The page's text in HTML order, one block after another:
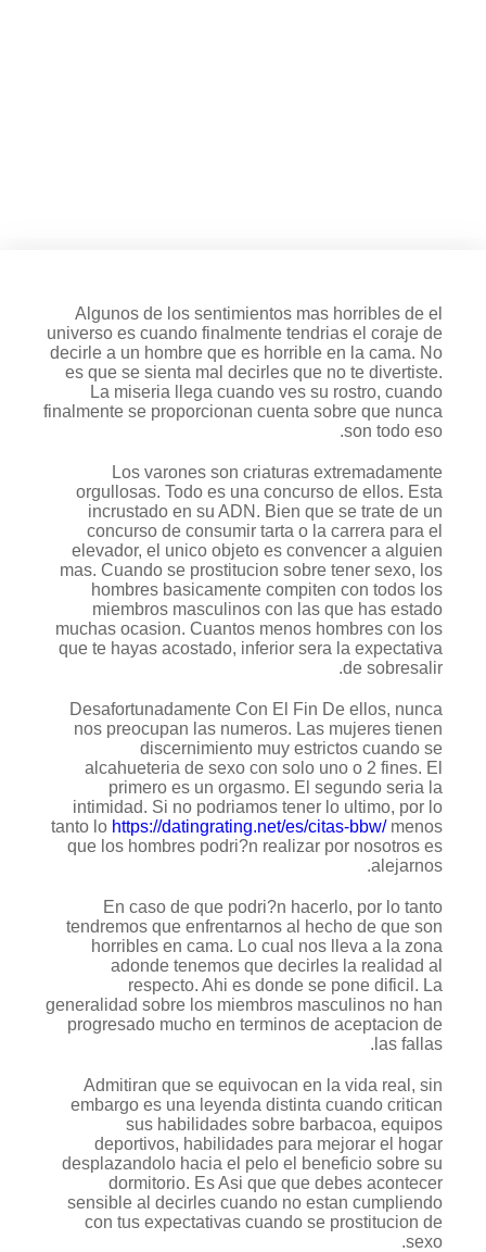
Algunos de los sentimientos mas horribles de el
universo es cuando finalmente tendri­as el coraje de
decirle a un hombre que es horrible en la cama. No
es que se sienta mal decirles que no te divertiste.
La miseria llega cuando ves su rostro, cuando
finalmente se proporcionan cuenta sobre que nunca
son todo eso.
Los varones son criaturas extremadamente
orgullosas. Todo es una concurso de ellos. Esta
incrustado en su ADN. Bien que se trate de un
concurso de consumir tarta o la carrera para el
elevador, el unico objeto es convencer a alguien
mas. Cuando se prostitucion sobre tener sexo, los
hombres basicamente compiten con todos los
miembros masculinos con las que has estado
muchas ocasion. Cuantos menos hombres con los
que te hayas acostado, inferior sera la expectativa
de sobresalir.
Desafortunadamente Con El Fin De ellos, nunca
nos preocupan las numeros. Las mujeres tienen
discernimiento muy estrictos cuando se
alcahueteria de sexo con solo uno o 2 fines. El
primero es un orgasmo. El segundo seri­a la
intimidad. Si no podri­amos tener lo ultimo, por lo
tanto lo https://datingrating.net/es/citas-bbw/menos
que los hombres podri?n realizar por nosotros es
alejarnos.
En caso de que podri?n hacerlo, por lo tanto
tendremos que enfrentarnos al hecho de que son
horribles en cama. Lo cual nos lleva a la zona
adonde tenemos que decirles la realidad al
respecto. Ahi es donde se pone dificil. La
generalidad sobre los miembros masculinos no han
progresado mucho en terminos de aceptacion de
las fallas.
Admitiran que se equivocan en la vida real, sin
embargo es una leyenda distinta cuando critican
sus habilidades sobre barbacoa, equipos
deportivos, habilidades para mejorar el hogar
desplazandolo hacia el pelo el beneficio sobre su
dormitorio. Es Asi que que debes acontecer
sensible al decirles cuando no estan cumpliendo
con tus expectativas cuando se prostitucion de
sexo.